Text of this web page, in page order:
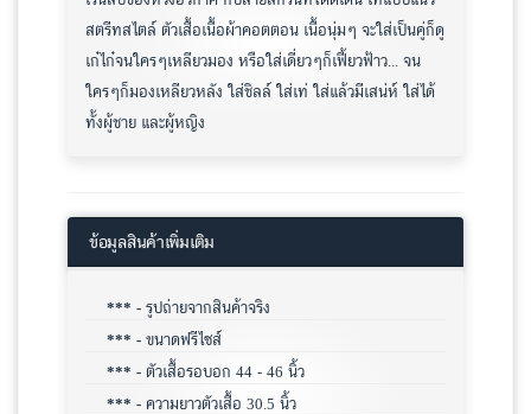
สตรีทสไตล์ ตัวเสื้อเนื้อผ้าคอตตอน เนื้อนุ่มๆ จะใส่เป็นคู่ก็ดู
เก๋ไก๋จนใครๆเหลียวมอง หรือใส่เดี่ยวๆก็เฟี้ยวฟ้าว... จน
ใครๆก็มองเหลียวหลัง ใส่ชิลล์ ใส่เท่ ใส่แล้วมีเสน่ห์ ใส่ได้
ทั้งผู้ชาย และผู้หญิง
ข้อมูลสินค้าเพิ่มเติม
*** - รูปถ่ายจากสินค้าจริง
*** - ขนาดฟรีไซส์
*** - ตัวเสื้อรอบอก 44 - 46 นิ้ว
*** - ความยาวตัวเสื้อ 30.5 นิ้ว